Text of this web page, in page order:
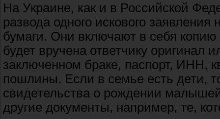
На Украине, как и в Российской
развода одного искового
бумаги. Они включают в себя
будет вручена ответчику оригинал
заключенном браке, паспорт, ИНН,
пошлины. Если в семье есть дети,
свидетельства о рождении
другие документы, например, те,